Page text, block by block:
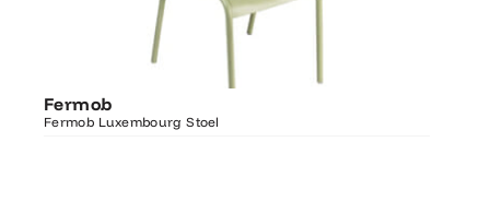
Fermob
Fermob Luxembourg Stoel
Ontdek Fermob
Luxembourg Stoel